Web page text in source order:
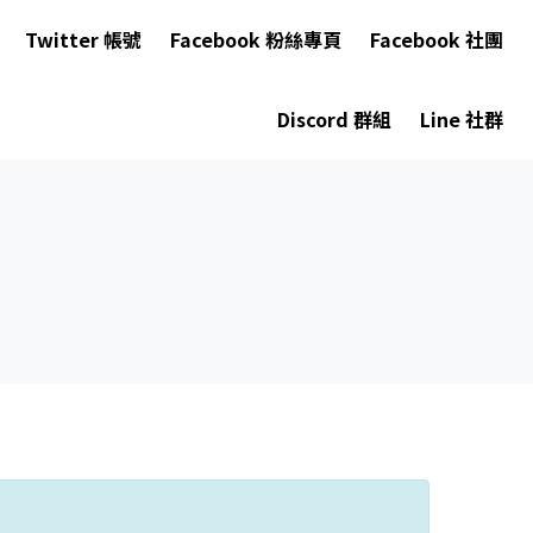
Twitter 帳號 Facebook 粉絲專頁 Facebook 社團
Discord 群組 Line 社群